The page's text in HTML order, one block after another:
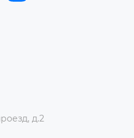
д.2